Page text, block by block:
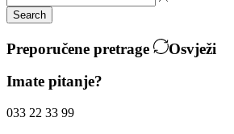
Search
Preporučene pretrage
Osvježi
Imate pitanje?
033 22 33 99